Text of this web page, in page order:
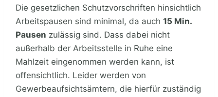
Die gesetzlichen Schutzvorschriften hinsichtlich
Arbeitspausen sind minimal, da auch 15 Min.
Pausen zulässig sind. Dass dabei nicht
außerhalb der Arbeitsstelle in Ruhe eine
Mahlzeit eingenommen werden kann, ist
offensichtlich. Leider werden von
Gewerbeaufsichtsämtern, die hierfür zuständig